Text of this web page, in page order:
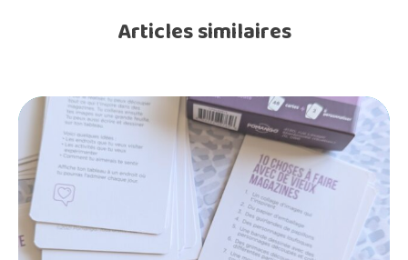
Articles similaires